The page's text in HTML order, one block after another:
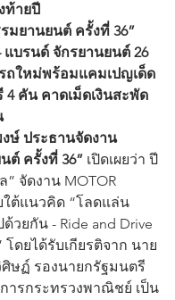
ท้ายปี
มยานยนต์ ครั้งที่ 36”
แบรนด์ จักรยานยนต์ 26
ถใหม่พร้อมแคมเปญเด็ด
คัน คาดเม็ดเงินสะพัด
ษ์ ประธานจัดงาน
ต์ ครั้งที่ 36” เปิดเผยว่า ปี
” จัดงาน MOTOR
ใต้แนวคิด “โลดแล่น
วยกัน - Ride and Drive
โดยได้รับเกียรติจาก นาย
ษฏ์ รองนายกรัฐมนตรี
ารกระทรวงพาณิชย์ เป็น